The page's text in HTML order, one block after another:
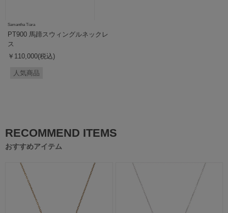
Samantha Tiara
PT900 馬蹄スウィングルネックレ
ス
￥110,000(税込)
人気商品
RECOMMEND ITEMS
おすすめアイテム